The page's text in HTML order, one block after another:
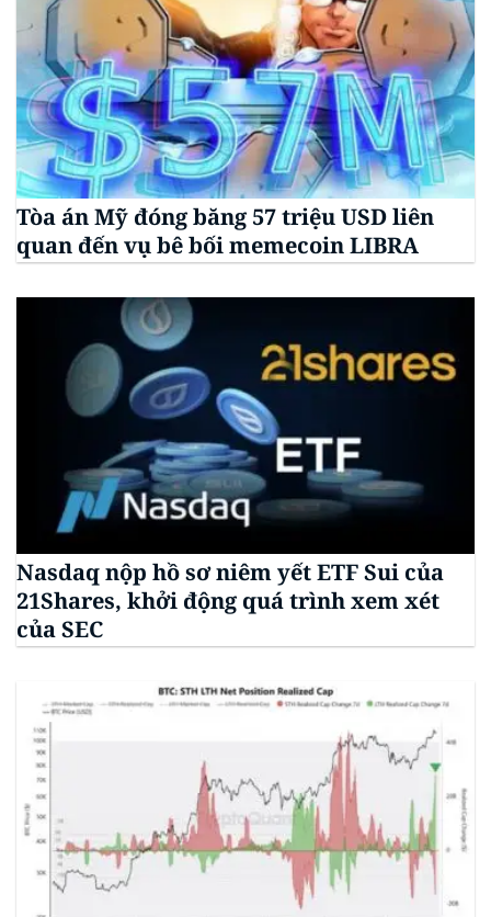
Tòa án Mỹ đóng băng 57 triệu USD liên
quan đến vụ bê bối memecoin LIBRA
Nasdaq nộp hồ sơ niêm yết ETF Sui của
21Shares, khởi động quá trình xem xét
của SEC